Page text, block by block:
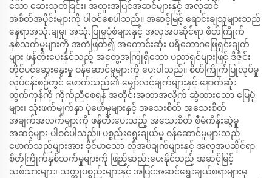
သော ဆေးသုတ်ခြင်း၊ အထူးအပြင်အဆင်များနှင့် အလှဆင်
အစိတ်အပိုင်းများကို ပါဝင်စေပါသည်။ အဆင့်မြင့် ရောင်းချသူများသည်
နေရာအသုံးချမှု၊ အသုံးပြုမှုပုံစံများနှင့် အလှအပဆိုင်ရာ စိတ်ကြိုက်
နှစ်သက်မှုများကို အကဲဖြတ်၍ အကောင်းဆုံး ပရိဘောဂဖြေရှင်းချက်
များ ဖန်တီးပေးနိုင်သည့် အတွေ့အကြုံရှိသော ပညာရှင်များဖြင့် ဒီဇိုင်း
တိုင်ပင်ဆွေးနွေးမှု ဝန်ဆောင်မှုများကို ပေးပါသည်။ စိတ်ကြိုက်ပြုလုပ်မှု
လုပ်ငန်းစဉ်တွင် ဖောက်သည်၏ မျှော်လင့်ချက်များနှင့် နောက်ဆုံး
ထွက်ကုန်ကို ကိုက်ညီစေရန် အတိုင်းအတာအလိုက် ဆွဲထားသော မြေပုံ
များ၊ သုံးဖက်မျက်နှာ ပုံဖော်မှုများနှင့် အသေးစိတ် အသေးစိတ်
အချက်အလက်များကို ဖန်တီးပေးသည့် အသေးစိတ် စီမံကိန်းဆွဲမှု
အဆင့်များ ပါဝင်ပါသည်။ ပစ္စည်းရွေးချယ်မှု ဝန်ဆောင်မှုများသည်
ဖောက်သည်များအား ခိုင်မာသော လိုအပ်ချက်များနှင့် အလှအပဆိုင်ရာ
စိတ်ကြိုက်နှစ်သက်မှုများကို ဖြည့်ဆည်းပေးနိုင်သည့် အဆင့်မြင့်
သစ်သားများ၊ သတ္တုပစ္စည်းများနှင့် အပြင်အဆင်ရွေးချယ်စရာများမှ